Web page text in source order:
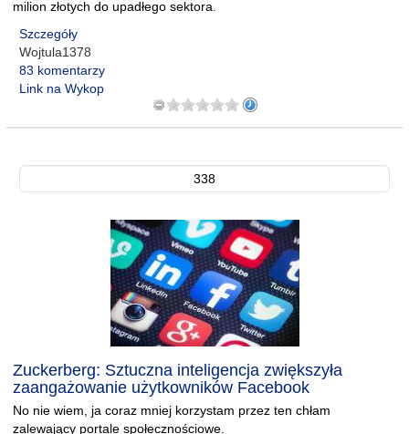
milion złotych do upadłego sektora.
Szczegóły
Wojtula1378
83 komentarzy
Link na Wykop
338
Zuckerberg: Sztuczna inteligencja zwiększyła
zaangażowanie użytkowników Facebook
No nie wiem, ja coraz mniej korzystam przez ten chłam
zalewający portale społecznościowe.